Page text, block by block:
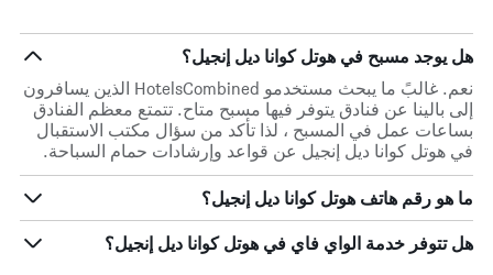
هل يوجد مسبح في هوتل كوانا ديل إنجيل؟
نعم. غالبً ما يبحث مستخدمو HotelsCombined الذين يسافرون
إلى بالينا عن فنادق يتوفر فيها مسبح متاح. تتمتع معظم الفنادق
بساعات عمل في المسبح ، لذا تأكد من سؤال مكتب الاستقبال
في هوتل كوانا ديل إنجيل عن قواعد وإرشادات حمام السباحة.
ما هو رقم هاتف هوتل كوانا ديل إنجيل؟
هل تتوفر خدمة الواي فاي في هوتل كوانا ديل إنجيل؟